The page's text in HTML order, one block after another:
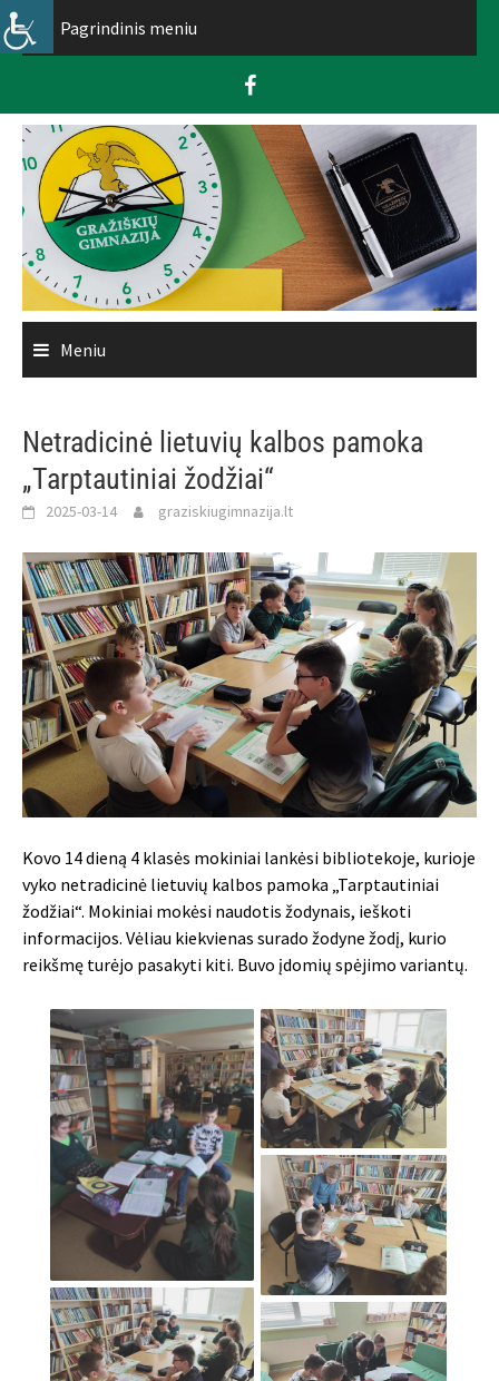
Skip
to
Pagrindinis meniu
Meniu
Netradicinė lietuvių kalbos pamoka
„Tarptautiniai žodžiai“
2025-03-14 graziskiugimnazija.lt
Kovo 14 dieną 4 klasės mokiniai lankėsi bibliotekoje, kurioje
vyko netradicinė lietuvių kalbos pamoka „Tarptautiniai
žodžiai“. Mokiniai mokėsi naudotis žodynais, ieškoti
informacijos. Vėliau kiekvienas surado žodyne žodį, kurio
reikšmę turėjo pasakyti kiti. Buvo įdomių spėjimo variantų.